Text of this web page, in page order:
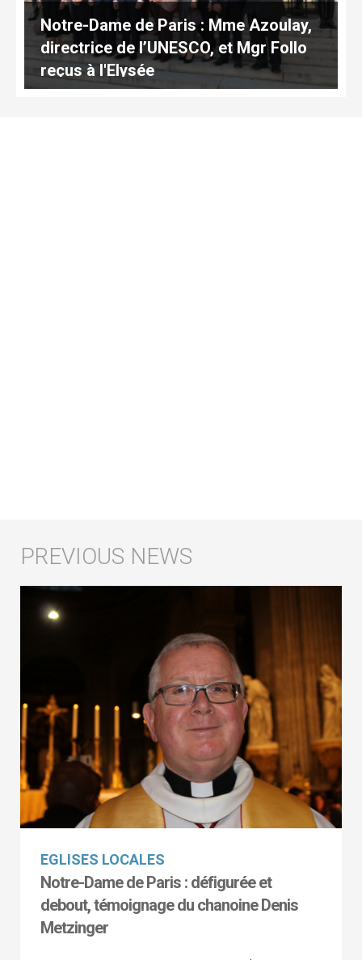
Notre-Dame de Paris : Mme Azoulay,
directrice de l’UNESCO, et Mgr Follo
reçus à l'Elysée
EGLISES LOCALES
Notre-Dame de Paris : défigurée et
debout, témoignage du chanoine Denis
Metzinger